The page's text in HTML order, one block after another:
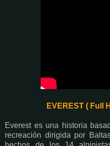
EVEREST ( Full
Everest es una historia
recreación dirigida por